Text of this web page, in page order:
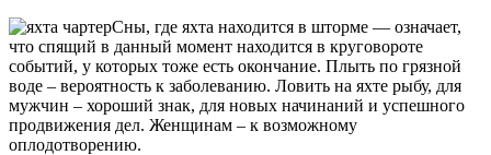
Сны, где яхта находится в шторме — означает,
что спящий в данный момент находится в круговороте
событий, у которых тоже есть окончание. Плыть по грязной
воде – вероятность к заболеванию. Ловить на яхте рыбу, для
мужчин – хороший знак, для новых начинаний и успешного
продвижения дел. Женщинам – к возможному
оплодотворению.